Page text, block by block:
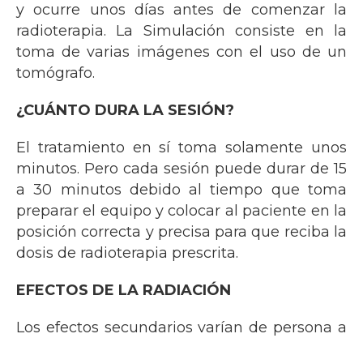
y ocurre unos días antes de comenzar la
radioterapia. La Simulación consiste en la
toma de varias imágenes con el uso de un
tomógrafo.
¿CUÁNTO DURA LA SESIÓN?
El tratamiento en sí toma solamente unos
minutos. Pero cada sesión puede durar de 15
a 30 minutos debido al tiempo que toma
preparar el equipo y colocar al paciente en la
posición correcta y precisa para que reciba la
dosis de radioterapia prescrita.
EFECTOS DE LA RADIACIÓN
Los efectos secundarios varían de persona a